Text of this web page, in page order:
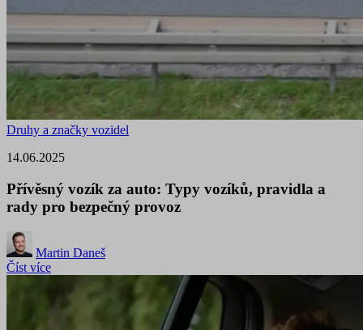
Druhy a značky vozidel
14.06.2025
Přívěsný vozík za auto: Typy vozíků, pravidla a
rady pro bezpečný provoz
Martin Daneš
Číst více